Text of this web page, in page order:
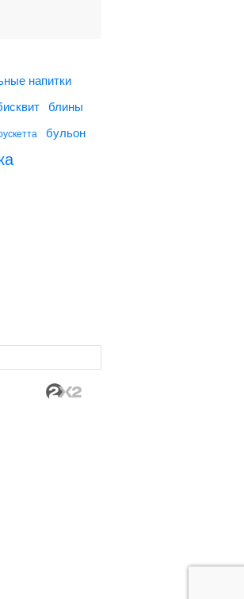
с
напитки
блины
бульон